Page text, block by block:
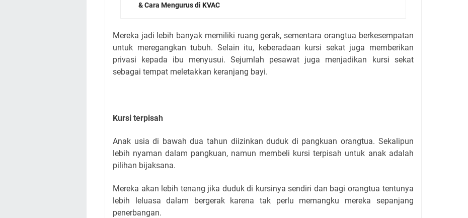
& Cara Mengurus di KVAC
Mereka jadi lebih banyak memiliki ruang gerak, sementara orangtua berkesempatan
untuk meregangkan tubuh. Selain itu, keberadaan kursi sekat juga memberikan
privasi kepada ibu menyusui. Sejumlah pesawat juga menjadikan kursi sekat
sebagai tempat meletakkan keranjang bayi.
Kursi terpisah
Anak usia di bawah dua tahun diizinkan duduk di pangkuan orangtua. Sekalipun
lebih nyaman dalam pangkuan, namun membeli kursi terpisah untuk anak adalah
pilihan bijaksana.
Mereka akan lebih tenang jika duduk di kursinya sendiri dan bagi orangtua tentunya
lebih leluasa dalam bergerak karena tak perlu memangku mereka sepanjang
penerbangan.